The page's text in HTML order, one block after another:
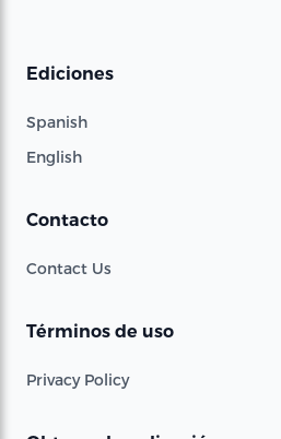
Ediciones
Spanish
English
Contacto
Contact Us
Términos de uso
Privacy Policy